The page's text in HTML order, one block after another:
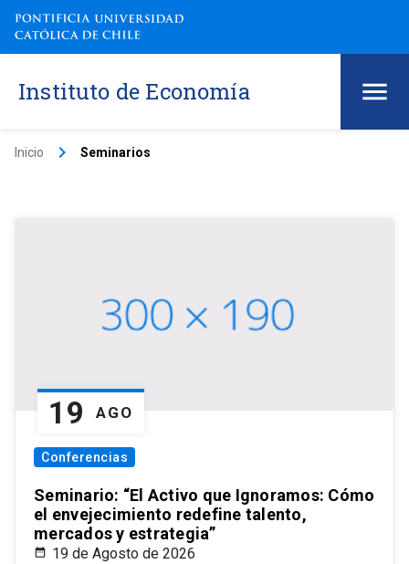
Instituto de Economía
Inicio keyboard_arrow_right Seminarios
19 AGO
Conferencias
Seminario: “El Activo que Ignoramos: Cómo
el envejecimiento redefine talento,
mercados y estrategia”
19 de Agosto de 2026